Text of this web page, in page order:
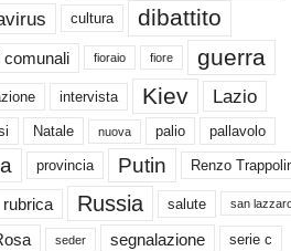
cultura dibattito
comunali fioraio fiore guerra
intervista Kiev Lazio
Natale nuova palio pallavolo
provincia Putin Renzo
rubrica Russia salute san
seder segnalazione serie c